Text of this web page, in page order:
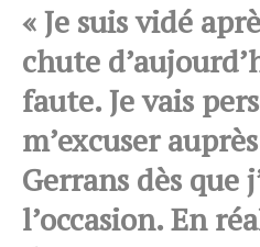
« Je suis vidé
chute
faute. Je vais
m’excuser
Gerrans dès que
l’occasion. En